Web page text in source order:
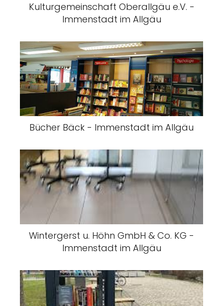
Kulturgemeinschaft Oberallgäu e.V. -
Immenstadt im Allgäu
Bücher Bäck - Immenstadt im Allgäu
Wintergerst u. Höhn GmbH & Co. KG -
Immenstadt im Allgäu